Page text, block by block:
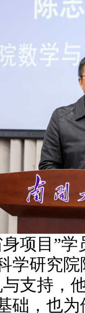
目”学
学研究
支持，
础，也